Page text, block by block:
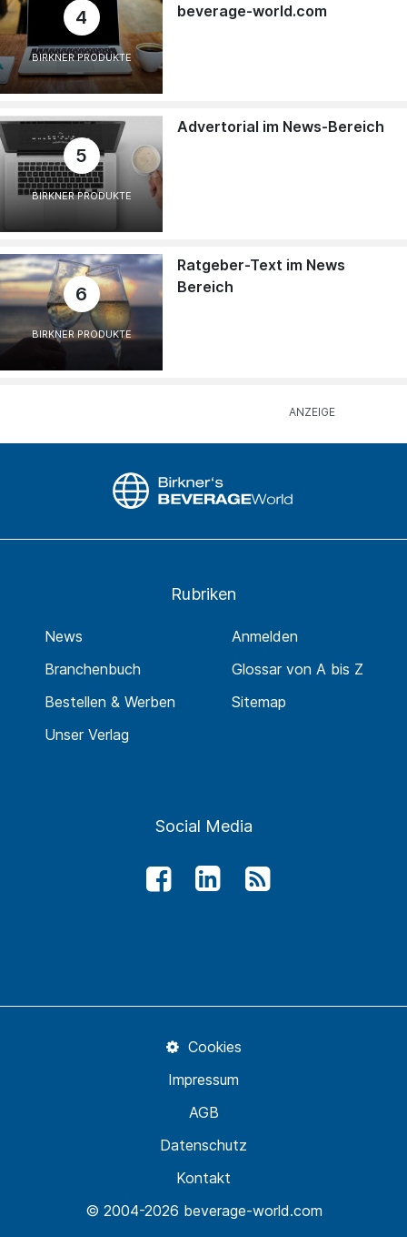
4
BIRKNER PRODUKTE
beverage-world.com
5
BIRKNER PRODUKTE
Advertorial im News-Bereich
6
BIRKNER PRODUKTE
Ratgeber-Text im News
Bereich
Rubriken
News
Branchenbuch
Bestellen & Werben
Unser Verlag
Anmelden
Glossar von A bis Z
Sitemap
Social Media
© 2004-2026 beverage-world.com
Kontakt
Datenschutz
AGB
Impressum
Cookies